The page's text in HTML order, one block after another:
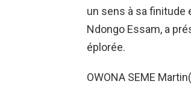
un sens à sa finitude
Ndongo Essam, a
éplorée.
OWONA SEME